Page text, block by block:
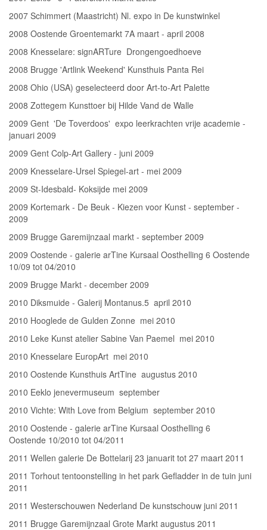
2007 Schimmert (Maastricht) Nl. expo in De kunstwinkel
2008 Oostende Groentemarkt 7A maart - april 2008
2008 Knesselare: signARTure Drongengoedhoeve
2008 Brugge 'Artlink Weekend' Kunsthuis Panta Rei
2008 Ohio (USA) geselecteerd door Art-to-Art Palette
2008 Zottegem Kunsttoer bij Hilde Vand de Walle
2009 Gent 'De Toverdoos' expo leerkrachten vrije academie -
januari 2009
2009 Gent Colp-Art Gallery - juni 2009
2009 Knesselare-Ursel Spiegel-art - mei 2009
2009 St-Idesbald- Koksijde mei 2009
2009 Kortemark - De Beuk - Kiezen voor Kunst - september -
2009
2009 Brugge Garemijnzaal markt - september 2009
2009 Oostende - galerie arTine Kursaal Oosthelling 6 Oostende
10/09 tot 04/2010
2009 Brugge Markt - december 2009
2010 Diksmuide - Galerij Montanus.5 april 2010
2010 Hooglede de Gulden Zonne mei 2010
2010 Leke Kunst atelier Sabine Van Paemel mei 2010
2010 Knesselare EuropArt mei 2010
2010 Oostende Kunsthuis ArtTine augustus 2010
2010 Eeklo jenevermuseum september
2010 Vichte: With Love from Belgium september 2010
2010 Oostende - galerie arTine Kursaal Oosthelling 6
Oostende 10/2010 tot 04/2011
2011 Wellen galerie De Bottelarij 23 januarit tot 27 maart 2011
2011 Torhout tentoonstelling in het park Gefladder in de tuin juni
2011
2011 Westerschouwen Nederland De kunstschouw juni 2011
2011 Brugge Garemijnzaal Grote Markt augustus 2011